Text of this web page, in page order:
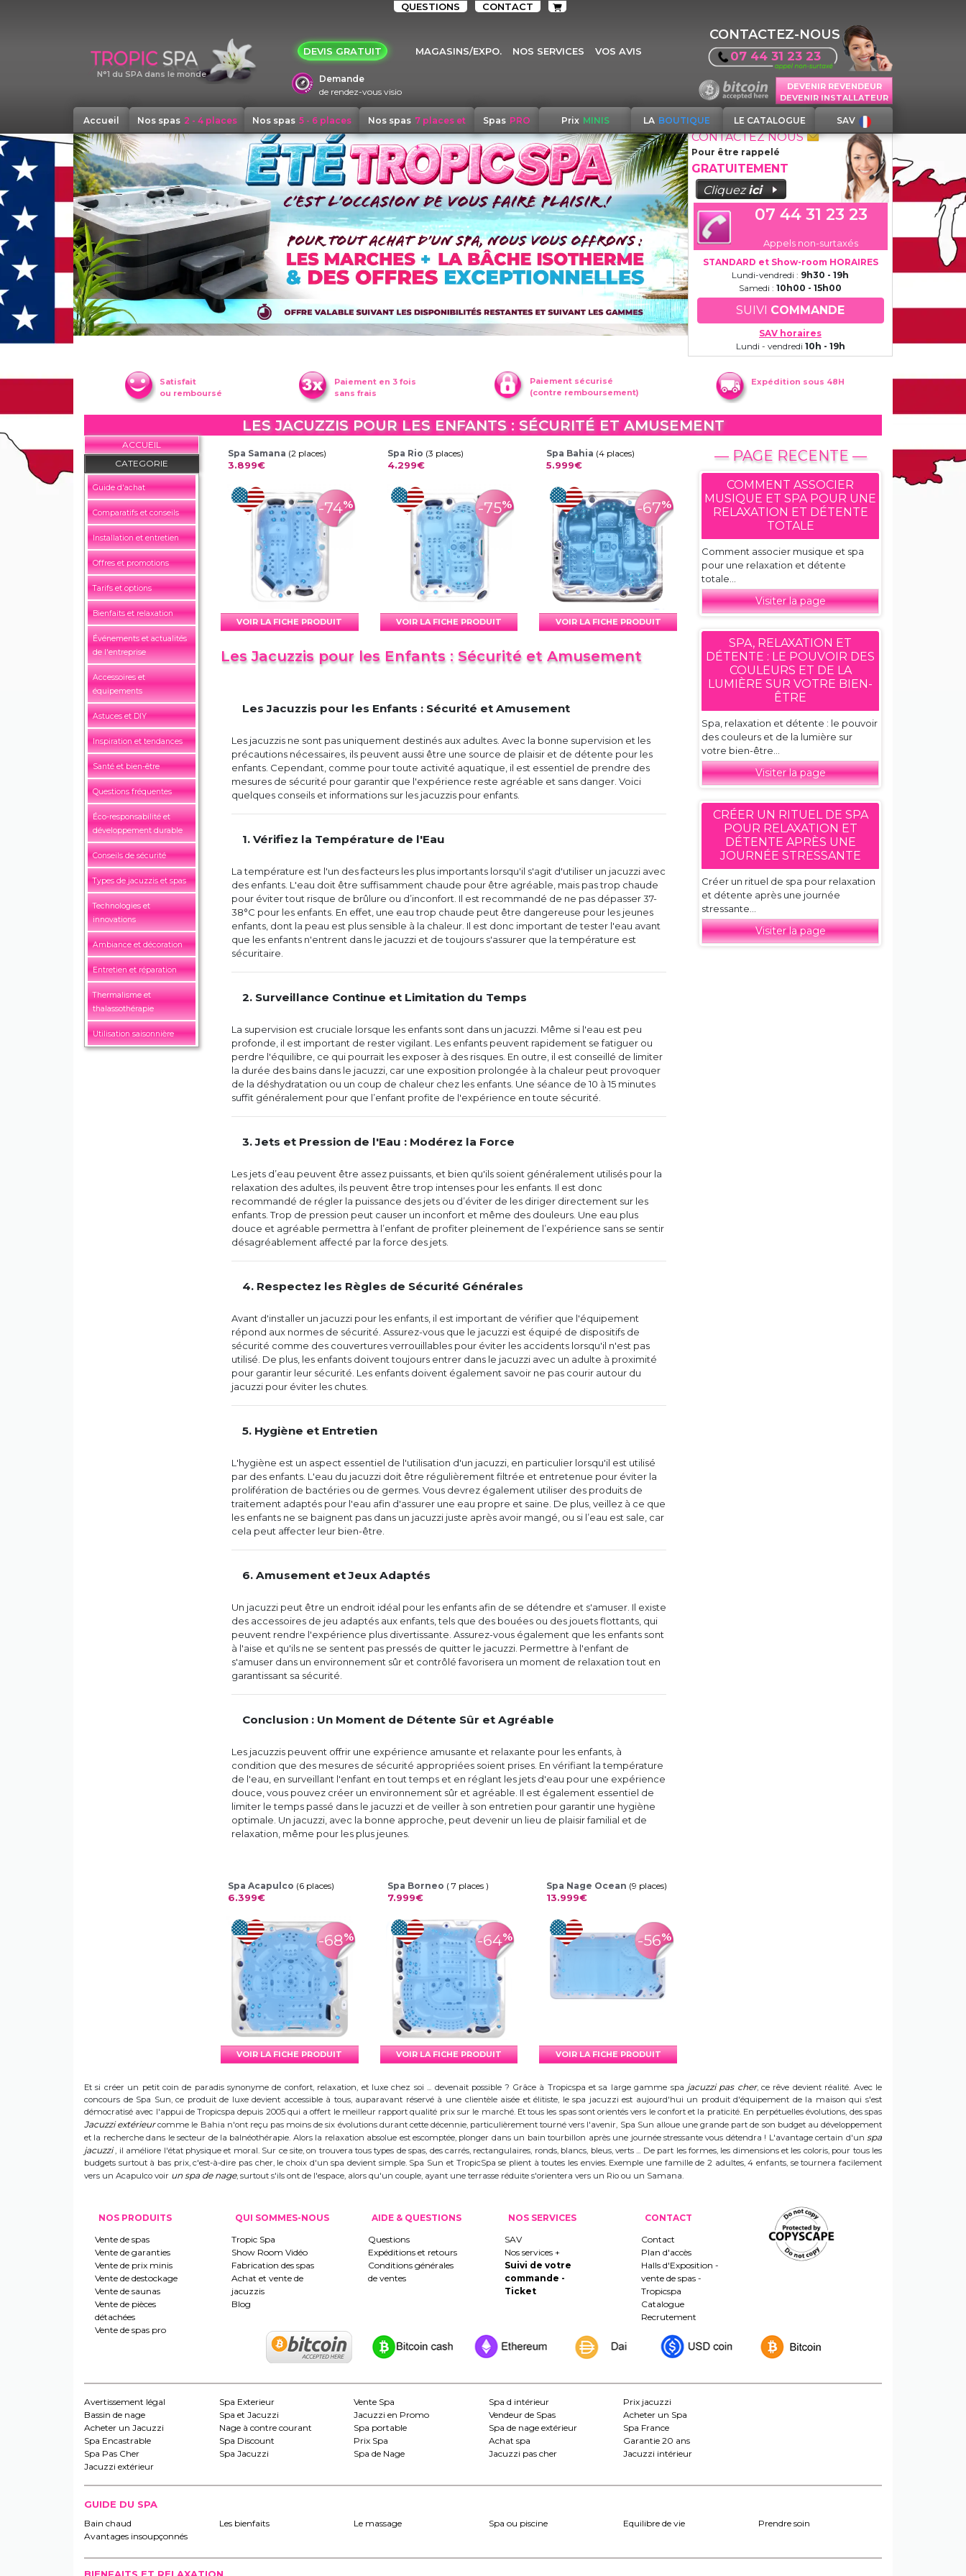
QUESTIONS CONTACT
N°1 du SPA dans le monde
DEVIS GRATUIT MAGASINS/EXPO. NOS SERVICES VOS AVIS
Demande
de rendez-vous visio
CONTACTEZ-NOUS
07 44 31 23 23
DEVENIR REVENDEUR
DEVENIR INSTALLATEUR
Accueil Nos spas 2 - 4 places Nos spas 5 - 6 places Nos spas 7 places et
+
Spas PRO Prix MINIS LA BOUTIQUE LE CATALOGUE SAV
CONTACTEZ NOUS
Pour être rappelé
GRATUITEMENT
Cliquezici
07 44 31 23 23
Appels non-surtaxés
STANDARD et Show-room HORAIRES
Lundi-vendredi : 9h30 - 19h
Samedi : 10h00 - 15h00
SUIVI COMMANDE
SAV horaires
Lundi - vendredi 10h - 19h
Satisfait
ou remboursé
Paiement en 3 fois
sans frais
Paiement sécurisé
(contre remboursement)
Expédition sous 48H
LES JACUZZIS POUR LES ENFANTS : SÉCURITÉ ET AMUSEMENT
ACCUEIL
CATEGORIE
Guide d'achat
Comparatifs et conseils
Installation et entretien
Offres et promotions
Tarifs et options
Bienfaits et relaxation
Événements et actualités
de l'entreprise
Accessoires et
équipements
Astuces et DIY
Inspiration et tendances
Santé et bien-être
Questions fréquentes
Éco-responsabilité et
développement durable
Conseils de sécurité
Types de jacuzzis et spas
Technologies et
innovations
Ambiance et décoration
Entretien et réparation
Thermalisme et
thalassothérapie
Utilisation saisonnière
Spa Samana (2 places)
3.899€
-74%
VOIR LA FICHE PRODUIT
Spa Rio (3 places)
4.299€
-75%
VOIR LA FICHE PRODUIT
Spa Bahia (4 places)
5.999€
-67%
VOIR LA FICHE PRODUIT
Les Jacuzzis pour les Enfants : Sécurité et Amusement
Les Jacuzzis pour les Enfants : Sécurité et Amusement
Les jacuzzis ne sont pas uniquement destinés aux adultes. Avec la bonne supervision et les
précautions nécessaires, ils peuvent aussi être une source de plaisir et de détente pour les
enfants. Cependant, comme pour toute activité aquatique, il est essentiel de prendre des
mesures de sécurité pour garantir que l'expérience reste agréable et sans danger. Voici
quelques conseils et informations sur les jacuzzis pour enfants.
1. Vérifiez la Température de l'Eau
La température est l'un des facteurs les plus importants lorsqu'il s'agit d'utiliser un jacuzzi avec
des enfants. L'eau doit être suffisamment chaude pour être agréable, mais pas trop chaude
pour éviter tout risque de brûlure ou d’inconfort. Il est recommandé de ne pas dépasser 37-
38°C pour les enfants. En effet, une eau trop chaude peut être dangereuse pour les jeunes
enfants, dont la peau est plus sensible à la chaleur. Il est donc important de tester l'eau avant
que les enfants n'entrent dans le jacuzzi et de toujours s'assurer que la température est
sécuritaire.
2. Surveillance Continue et Limitation du Temps
La supervision est cruciale lorsque les enfants sont dans un jacuzzi. Même si l'eau est peu
profonde, il est important de rester vigilant. Les enfants peuvent rapidement se fatiguer ou
perdre l'équilibre, ce qui pourrait les exposer à des risques. En outre, il est conseillé de limiter
la durée des bains dans le jacuzzi, car une exposition prolongée à la chaleur peut provoquer
de la déshydratation ou un coup de chaleur chez les enfants. Une séance de 10 à 15 minutes
suffit généralement pour que l’enfant profite de l'expérience en toute sécurité.
3. Jets et Pression de l'Eau : Modérez la Force
Les jets d’eau peuvent être assez puissants, et bien qu'ils soient généralement utilisés pour la
relaxation des adultes, ils peuvent être trop intenses pour les enfants. Il est donc
recommandé de régler la puissance des jets ou d’éviter de les diriger directement sur les
enfants. Trop de pression peut causer un inconfort et même des douleurs. Une eau plus
douce et agréable permettra à l’enfant de profiter pleinement de l’expérience sans se sentir
désagréablement affecté par la force des jets.
4. Respectez les Règles de Sécurité Générales
Avant d'installer un jacuzzi pour les enfants, il est important de vérifier que l'équipement
répond aux normes de sécurité. Assurez-vous que le jacuzzi est équipé de dispositifs de
sécurité comme des couvertures verrouillables pour éviter les accidents lorsqu'il n'est pas
utilisé. De plus, les enfants doivent toujours entrer dans le jacuzzi avec un adulte à proximité
pour garantir leur sécurité. Les enfants doivent également savoir ne pas courir autour du
jacuzzi pour éviter les chutes.
5. Hygiène et Entretien
L'hygiène est un aspect essentiel de l'utilisation d'un jacuzzi, en particulier lorsqu'il est utilisé
par des enfants. L'eau du jacuzzi doit être régulièrement filtrée et entretenue pour éviter la
prolifération de bactéries ou de germes. Vous devrez également utiliser des produits de
traitement adaptés pour l'eau afin d'assurer une eau propre et saine. De plus, veillez à ce que
les enfants ne se baignent pas dans un jacuzzi juste après avoir mangé, ou si l’eau est sale, car
cela peut affecter leur bien-être.
6. Amusement et Jeux Adaptés
Un jacuzzi peut être un endroit idéal pour les enfants afin de se détendre et s'amuser. Il existe
des accessoires de jeu adaptés aux enfants, tels que des bouées ou des jouets flottants, qui
peuvent rendre l'expérience plus divertissante. Assurez-vous également que les enfants sont
à l'aise et qu'ils ne se sentent pas pressés de quitter le jacuzzi. Permettre à l'enfant de
s'amuser dans un environnement sûr et contrôlé favorisera un moment de relaxation tout en
garantissant sa sécurité.
Conclusion : Un Moment de Détente Sûr et Agréable
Les jacuzzis peuvent offrir une expérience amusante et relaxante pour les enfants, à
condition que des mesures de sécurité appropriées soient prises. En vérifiant la température
de l'eau, en surveillant l'enfant en tout temps et en réglant les jets d'eau pour une expérience
douce, vous pouvez créer un environnement sûr et agréable. Il est également essentiel de
limiter le temps passé dans le jacuzzi et de veiller à son entretien pour garantir une hygiène
optimale. Un jacuzzi, avec la bonne approche, peut devenir un lieu de plaisir familial et de
relaxation, même pour les plus jeunes.
Spa Acapulco (6 places)
6.399€
-68%
VOIR LA FICHE PRODUIT
Spa Borneo ( 7 places )
7.999€
-64%
VOIR LA FICHE PRODUIT
Spa Nage Ocean (9 places)
13.999€
-56%
VOIR LA FICHE PRODUIT
— PAGE RECENTE —
COMMENT ASSOCIER
MUSIQUE ET SPA POUR UNE
RELAXATION ET DÉTENTE
TOTALE
Comment associer musique et spa
pour une relaxation et détente
totale...
Visiter la page
SPA, RELAXATION ET
DÉTENTE : LE POUVOIR DES
COULEURS ET DE LA
LUMIÈRE SUR VOTRE BIEN-
ÊTRE
Spa, relaxation et détente : le pouvoir
des couleurs et de la lumière sur
votre bien-être...
Visiter la page
CRÉER UN RITUEL DE SPA
POUR RELAXATION ET
DÉTENTE APRÈS UNE
JOURNÉE STRESSANTE
Créer un rituel de spa pour relaxation
et détente après une journée
stressante...
Visiter la page
Et si créer un petit coin de paradis synonyme de confort, relaxation, et luxe chez soi ... devenait possible ? Grâce à Tropicspa et sa large gamme spa jacuzzi pas cher, ce rêve devient réalité. Avec le
concours de Spa Sun, ce produit de luxe devient accessible à tous, auparavant réservé à une clientèle aisée et élitiste, le spa jacuzzi est aujourd'hui un produit d'équipement de la maison qui s'est
démocratisé avec l'appui de Tropicspa depuis 2005 qui a offert le meilleur rapport qualité prix sur le marché. Et tous les spas sont orientés vers le confort et la praticité. En perpétuelles évolutions, des spas
Jacuzzi extérieurcomme le Bahia n'ont reçu pas moins de six évolutions durant cette décennie, particulièrement tourné vers l'avenir, Spa Sun alloue une grande part de son budget au développement
et la recherche dans le secteur de la balnéothérapie. Alors la relaxation absolue est escomptée, plonger dans un bain tourbillon après une journée stressante vous détendra ! L'avantage certain d'un spa
jacuzzi, il améliore l'état physique et moral. Sur ce site, on trouvera tous types de spas, des carrés, rectangulaires, ronds, blancs, bleus, verts ... De part les formes, les dimensions et les coloris, pour tous les
budgets surtout à bas prix, c'est-à-dire pas cher, le choix d'un spa devient simple. Spa Sun et TropicSpa se plient à toutes les envies. Exemple une famille de 2 adultes, 4 enfants, se tournera facilement
vers un Acapulco voir un spa de nage, surtout s'ils ont de l'espace, alors qu'un couple, ayant une terrasse réduite s'orientera vers un Rio ou un Samana.
NOS PRODUITS
Vente de spas
Vente de garanties
Vente de prix minis
Vente de destockage
Vente de saunas
Vente de pièces
détachées
Vente de spas pro
QUI SOMMES-NOUS
Tropic Spa
Show Room Vidéo
Fabrication des spas
Achat et vente de
jacuzzis
Blog
AIDE & QUESTIONS
Questions
Expéditions et retours
Conditions générales
de ventes
NOS SERVICES
SAV
Nos services +
Suivi de votre
commande -
Ticket
CONTACT
Contact
Plan d'accès
Halls d'Exposition -
vente de spas -
Tropicspa
Catalogue
Recrutement
Avertissement légal Spa Exterieur Vente Spa Spa d intérieur
Prix jacuzzi
Bassin de nage
Spa et Jacuzzi Jacuzzi en Promo Vendeur de Spas
Acheter un Spa
Acheter un Jacuzzi
Nage à contre courant Spa portable Spa de nage extérieur
Spa France
Spa Encastrable
Spa Discount Prix Spa Achat spa
Garantie 20 ans
Spa Pas Cher
Spa Jacuzzi Spa de Nage Jacuzzi pas cher
Jacuzzi intérieur
Jacuzzi extérieur
GUIDE DU SPA
Bain chaud Les bienfaits Le massage Spa ou piscine Equilibre de vie
Prendre soin
Avantages insoupçonnés